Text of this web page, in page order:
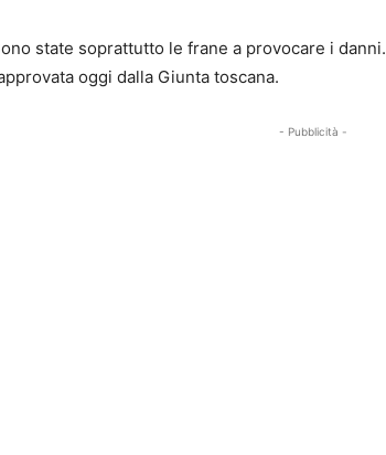
state soprattutto le frane a provocare i
oggi dalla Giunta toscana.
- Pubblicità -